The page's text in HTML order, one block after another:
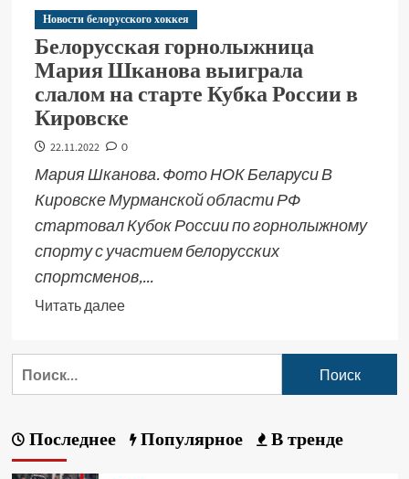
Новости белорусского хоккея
Белорусская горнолыжница
Мария Шканова выиграла
слалом на старте Кубка России в
Кировске
22.11.2022 0
Мария Шканова. Фото НОК Беларуси В
Кировске Мурманской области РФ
стартовал Кубок России по горнолыжному
спорту с участием белорусских
спортсменов,...
Читать далее
Последнее Популярное В тренде